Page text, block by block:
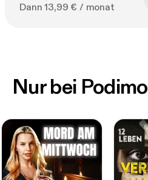
Dann 13,99 € / monat
Nur bei Podimo